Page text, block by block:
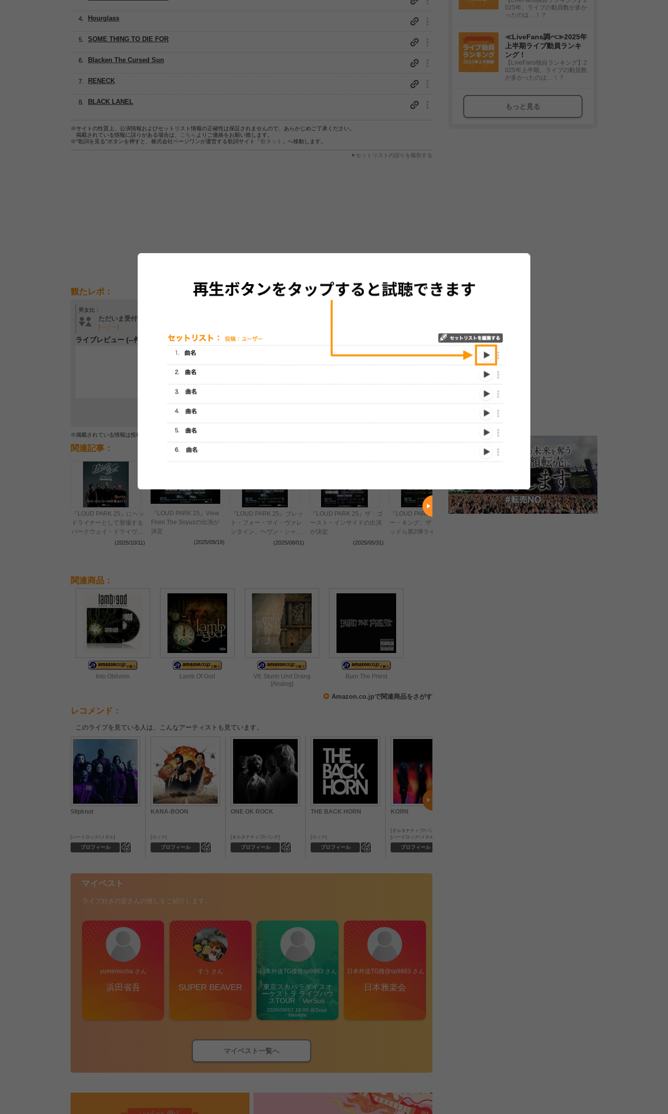
Blacken The Cursed Sun
SOME THING TO DIE FOR
Hourglass
RENECK
BLACK LANEL
※サイトの性質上、公演情報およびセットリスト情報の正確性は保証されませんので、あらかじめご了承ください。
掲載されている情報に誤りがある場合は、
こちら よりご連絡をお願い致します。
※“歌詞を見る”ボタンを押すと、株式会社ページワンが運営する歌詞サイト「歌ネット 」へ移動します。
▼セットリストの誤りを報告する
観たレポ：
男女比：
ただいま受付中です
[---／---]
ライブレビュー (--件)
最初のレビューを投稿してみませんか？
※掲載されている情報は投稿されたデータを集計したもので、実際のライブとは異なる場合があります。
関連記事：
『LOUD PARK 25』にヘッ
ドライナーとして登場する
パークウェイ・ドライヴ、
単独公演のサポート・アク
(2025/10/11)
『LOUD PARK 25』View
From The Soyuzの出演が
決定
(2025/09/19)
『LOUD PARK 25』ブレッ
ト・フォー・マイ・ヴァレ
ンタイン、ヘヴン・シャ
ル・バーン、Crystal(2025/08/01)
『LOUD PARK 25』ザ・ゴ
ースト・インサイドの出演
が決定
(2025/05/31)
『LOUD PARK 25』ケリ
ー・キング、ザ・ホーンテ
ッドら第2弾ラインナップ
『LOUD PARK 17』最終ア
『LOUD PARK』第4弾ア
関連商品：
Into Oblivion Lamb Of God
VII: Sturm Und Drang
[Analog]
Burn The Priest
Amazon.co.jpで関連商品をさがす
レコメンド：
このライブを見ている人は、こんなアーティストも見ています。
Slipknot
プロフィール
ハードロック/メタル
KANA-BOON
プロフィール
ロック
ONE OK ROCK
プロフィール
オルタナティブ/パンク
THE BACK HORN
プロフィール
ロック
KOЯN
プロフィール
オルタナティブ/パンク
ハードロック/メタル
マイベスト
ライブ好きの皆さんの推しをご紹介します。
yumemocha さん
浜田省吾
すう さん
SUPER BEAVER
日本外送TG搜@sp9863 さん
東京スカパラダイスオ
ーケストラ ライブハウ
スTOUR「VerSus
Carnival」
2026/08/07 19:00 @Zepp
Haneda
日本外送TG搜@sp9863 さん
日本雅楽会
マイベスト一覧へ
025年、ライブの動員数が多か
ったのは…！？
≪LiveFans調べ≫2025年
上半期ライブ動員ランキ
ング！
【LiveFans独自ランキング】2
025年上半期、ライブの動員数
が多かったのは…！？
もっと見る